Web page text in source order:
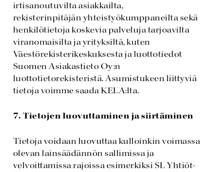
irtisanoutuvilta asiakkailta,
rekisterinpitäjän yhteistyökumppaneilta sekä
henkilötietoja koskevia palveluja tarjoavilta
viranomaisilta ja yrityksiltä, kuten
Väestörekisterikeskuksesta ja luottotiedot
Suomen Asiakastieto Oy:n
luottotietorekisteristä. Asumistukeen liittyviä
tietoja voimme saada KELA:lta.
7. Tietojen luovuttaminen ja siirtäminen
Tietoja voidaan luovuttaa kulloinkin voimassa
olevan lainsäädännön sallimissa ja
velvoittamissa rajoissa esimerkiksi SL Yhtiöt-